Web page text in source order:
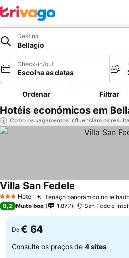
Destino
Bellagio
Check-in/out
Escolha as datas
Ordenar Filtrar
Hotéis económicos em
Como os pagamentos influenciam os
3 EstrelasHotel Terraço panorâmico no telhado
Villa San Fedele
8,2 Muito boa 1.877 San Fedele
De € 64
Consulte os preços de 4 sites